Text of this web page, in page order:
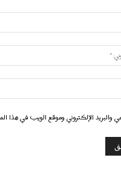
الإلكتروني وموقع الويب في هذا